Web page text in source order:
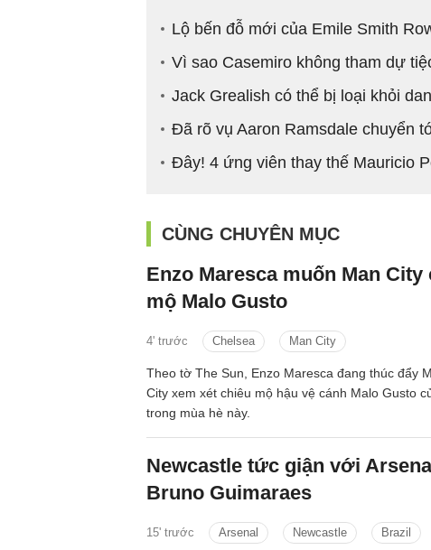
Lộ bến đỗ mới của Emile Smith
Vì sao Casemiro không tham dự
Jack Grealish có thể bị loại khỏi
Đã rõ vụ Aaron Ramsdale chuyển
Đây! 4 ứng viên thay thế Mauricio
CÙNG CHUYÊN MỤC
Enzo Maresca muốn Man City
mộ Malo Gusto
4' trước Chelsea Man City
Theo tờ The Sun, Enzo Maresca đang thúc đẩy
City xem xét chiêu mộ hậu vệ cánh Malo Gusto
trong mùa hè này.
Newcastle tức giận với
Bruno Guimaraes
15' trước Arsenal Newcastle Brazil